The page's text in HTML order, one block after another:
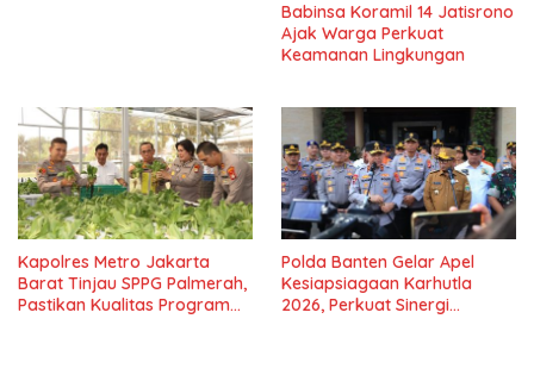
Babinsa Koramil 14 Jatisrono
Ajak Warga Perkuat
Keamanan Lingkungan
Kapolres Metro Jakarta
Barat Tinjau SPPG Palmerah,
Pastikan Kualitas Program
Polda Banten Gelar Apel
Kesiapsiagaan Karhutla
2026, Perkuat Sinergi